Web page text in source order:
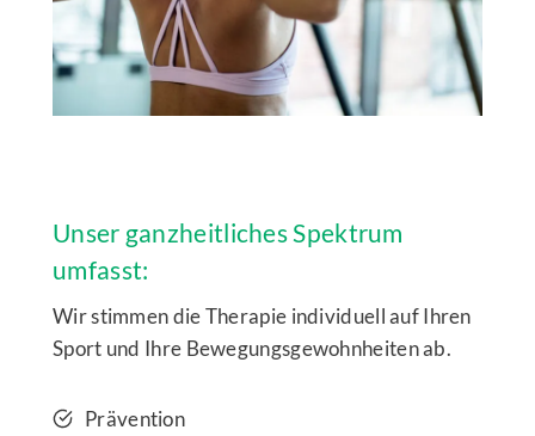
Unser ganzheitliches Spektrum
umfasst:
Wir stimmen die Therapie individuell auf Ihren
Sport und Ihre Bewegungsgewohnheiten ab.
Prävention